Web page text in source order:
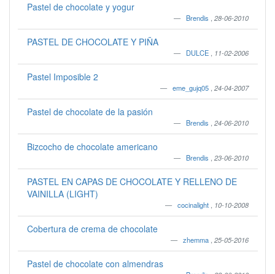
Pastel de chocolate y yogur
Brendis 28-06-2010
PASTEL DE CHOCOLATE Y PIÑA
DULCE 11-02-2006
Pastel Imposible 2
eme_gujq05 24-04-2007
Pastel de chocolate de la pasión
Brendis 24-06-2010
Bizcocho de chocolate americano
Brendis 23-06-2010
PASTEL EN CAPAS DE CHOCOLATE Y RELLENO DE
VAINILLA (LIGHT)
cocinalight 10-10-2008
Cobertura de crema de chocolate
zhemma 25-05-2016
Pastel de chocolate con almendras